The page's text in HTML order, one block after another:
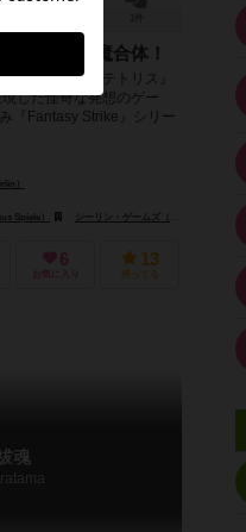
ズルの悪魔合体！
ぷよ』、『テトリス』
した怪奇な発想のゲー
『Fantasy Strike』シリー
）
Spiele）
シーリン・ゲームズ（Sirlin Games）
6
お気に入り
13
持ってる
魂